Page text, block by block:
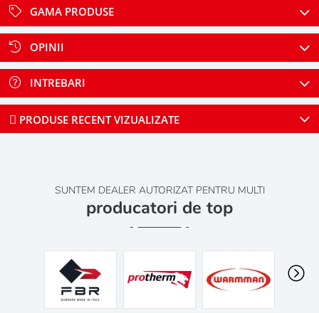
GAMA PRODUSE
OPINII
INTREBARI
PRODUSE RECENT VIZUALIZATE
SUNTEM DEALER AUTORIZAT PENTRU MULTI
producatori de top